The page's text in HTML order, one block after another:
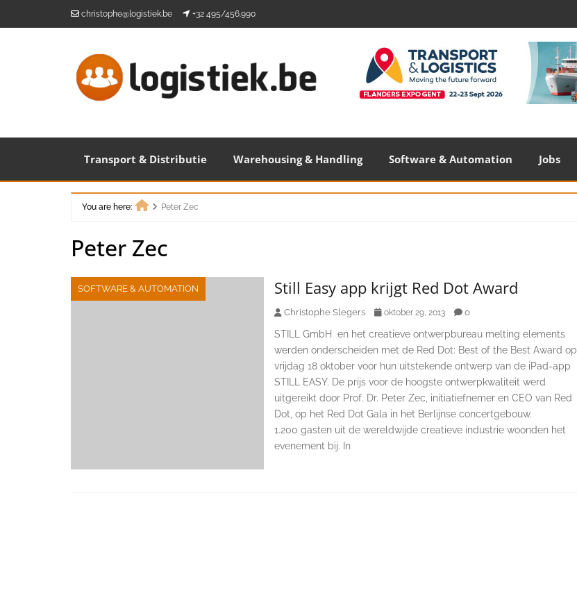
christophe@logistiek.be +32 495/456.990
Transport & Distributie Warehousing & Handling Software & Automation Jobs
You are here:
Peter Zec
Peter Zec
SOFTWARE & AUTOMATION Still Easy app krijgt Red Dot Award
Christophe Slegers oktober 29, 2013 0
STILL GmbH en het creatieve ontwerpbureau melting elements
werden onderscheiden met de Red Dot: Best of the Best Award op
vrijdag 18 oktober voor hun uitstekende ontwerp van de iPad-app
STILL EASY. De prijs voor de hoogste ontwerpkwaliteit werd
uitgereikt door Prof. Dr. Peter Zec, initiatiefnemer en CEO van Red
Dot, op het Red Dot Gala in het Berlijnse concertgebouw.
1.200 gasten uit de wereldwijde creatieve industrie woonden het
evenement bij. In